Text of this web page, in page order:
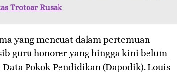
Trotoar Rusak
yang mencuat dalam pertemuan
guru honorer yang hingga kini belum
Pokok Pendidikan (Dapodik). Louis